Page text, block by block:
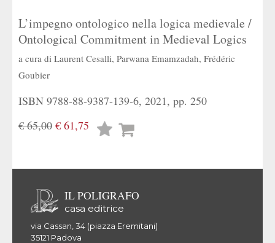
L’impegno ontologico nella logica medievale /
Ontological Commitment in Medieval Logics
a cura di Laurent Cesalli, Parwana Emamzadah, Frédéric
Goubier
ISBN 9788-88-9387-139-6, 2021, pp. 250
€ 65,00 € 61,75
Lista
IL POLIGRAFO
casa editrice
via Cassan, 34 (piazza Eremitani)
35121 Padova